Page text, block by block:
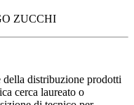
ZUCCHI
distribuzione prodotti
cerca laureato o